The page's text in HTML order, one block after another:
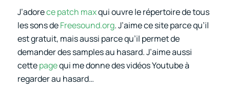
J’adorece patch maxqui ouvre le répertoire de tous
les sons de Freesound.org. J’aime ce site parce qu’il
est gratuit, mais aussi parce qu’il permet de
demander des samples au hasard. J’aime aussi
cettepagequi me donne des vidéos Youtube à
regarder au hasard…